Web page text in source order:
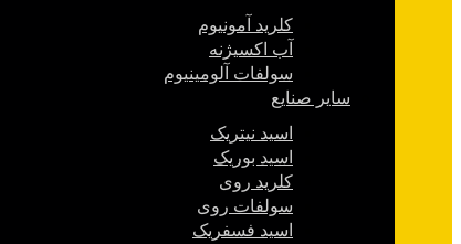
کلرید آمونیوم
آب اکسیژنه
سولفات آلومینیوم
سایر صنایع
اسید نیتریک
اسید بوریک
کلرید روی
سولفات روی
اسید فسفریک